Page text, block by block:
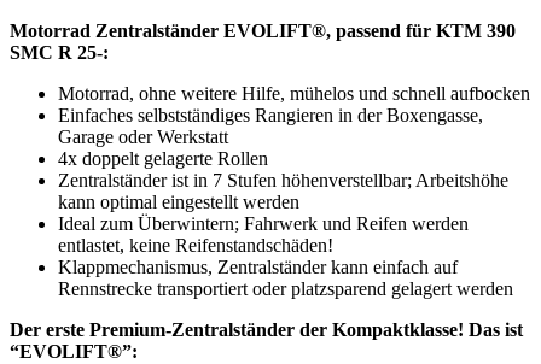
Motorrad Zentralständer EVOLIFT®, passend für KTM 390
SMC R 25-:
Motorrad, ohne weitere Hilfe, mühelos und schnell aufbocken
Einfaches selbstständiges Rangieren in der Boxengasse,
Garage oder Werkstatt
4x doppelt gelagerte Rollen
Zentralständer ist in 7 Stufen höhenverstellbar; Arbeitshöhe
kann optimal eingestellt werden
Ideal zum Überwintern; Fahrwerk und Reifen werden
entlastet, keine Reifenstandschäden!
Klappmechanismus, Zentralständer kann einfach auf
Rennstrecke transportiert oder platzsparend gelagert werden
Der erste Premium-Zentralständer der Kompaktklasse! Das ist
“EVOLIFT®”: